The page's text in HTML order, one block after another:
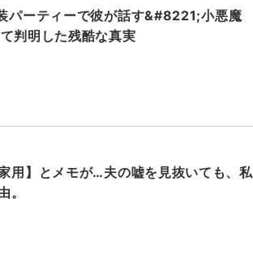
パーティーで彼が話す&#8221;小悪魔
判明した残酷な真実
用】とメモが…夫の嘘を見抜いても、私
。